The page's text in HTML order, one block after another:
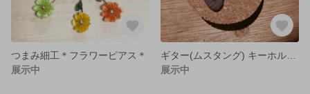
つまみ細工＊フラワーピアス＊
展示中
展示中